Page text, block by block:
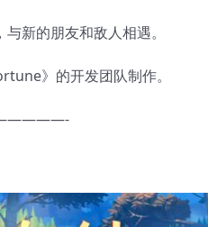
新的朋友和敌人相遇。
》的开发团队制作。